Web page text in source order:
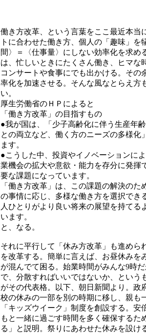
働き方改革、という言葉をここ最近本当
トに合わせた働き方、個人の「趣味」を
間〉＝〈仕事量〉にしない効率化を求め
は、忙しいときにたくさん働き、ヒマな
コンサートや食事にでも出かける。その
率化を加速させる。そんな風なとらえ方
い。
厚生労働省のＨＰによると
「働き方改革」の目指すもの
●我が国は、「少子高齢化に伴う生産年
との両立など、働く方のニーズの多様化
ます。
●こうした中、投資やイノベーションに
業機会の拡大や意欲・能力を存分に発揮
要な課題になっています。
「働き方改革」は、この課題の解決の
の事情に応じ、多様な働き方を選択でき
人ひとりがより良い将来の展望を持てる
います。
と、なる。
それに平行して「休み方改革」も進めら
を改革する。簡単に言えば、お昼休みを
が混んでて困る。始業時間がみんな9時
で、分散すればいいではないか、という
がその代表格。以下、朝日新聞より。政
校の休みの一部を別の時期に移し、親も
「キッズウイーク」制度を創設する。
もと一緒に過ごす時間を多く確保するた
る」と説明。祭りにあわせた休みを設け